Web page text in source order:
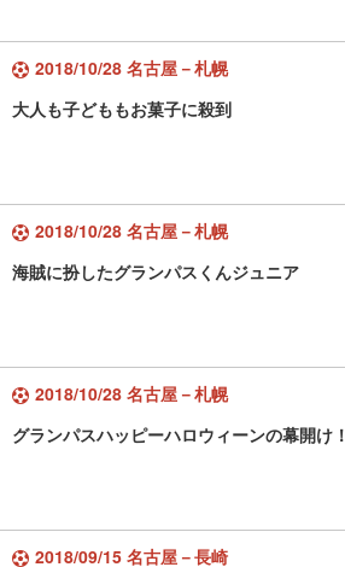
2018/10/28 名古屋－札幌
大人も子どももお菓子に殺到
2018/10/28 名古屋－札幌
海賊に扮したグランパスくんジュニア
2018/10/28 名古屋－札幌
グランパスハッピーハロウィーンの幕開け！
2018/09/15 名古屋－長崎